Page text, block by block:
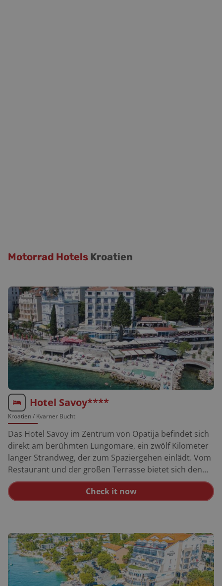
Motorrad Hotels Kroatien
Hotel Savoy****
Kroatien/ Kvarner Bucht
Das Hotel Savoy im Zentrum von Opatija befindet sich
direkt am berühmten Lungomare, ein zwölf Kilometer
langer Strandweg, der zum Spaziergehen einlädt. Vom
Restaurant und der großen Terrasse bietet sich den
Gästen ein fantastischer Blick über das Meer. Es gibt
einen Wellness-Bereich mit beheiztem Innenpool und
einen hoteleigenen Strand.
Check it now